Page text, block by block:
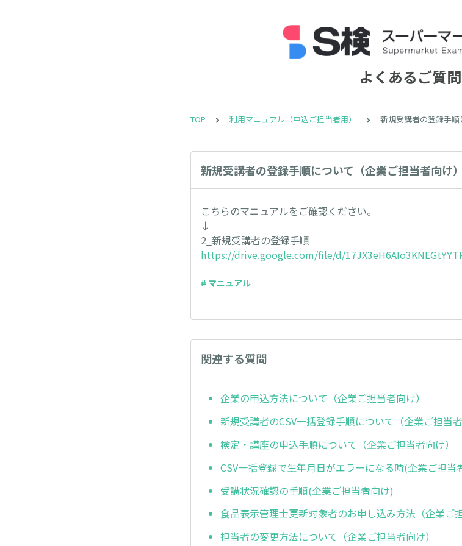
よくあるご質問
TOP 利用マニュアル（申込ご担当者用） 新規受講者の登録手順
新規受講者の登録手順について（企業ご担当者向け）
こちらのマニュアルをご確認ください。
↓
2_新規受講者の登録手順
https://drive.google.com/file/d/
# マニュアル
関連する質問
企業の申込方法について（企業ご担当者向け）
新規受講者のCSV一括登録手順について（企業ご担当者
検定・講座の申込手順について（企業ご担当者向け）
CSV一括登録で生年月日がエラーになる時(企業ご担当
受講状況確認の手順(企業ご担当者向け)
食品表示管理士更新対象者のお申し込み方法（企業ご
担当者の変更方法について（企業ご担当者向け）